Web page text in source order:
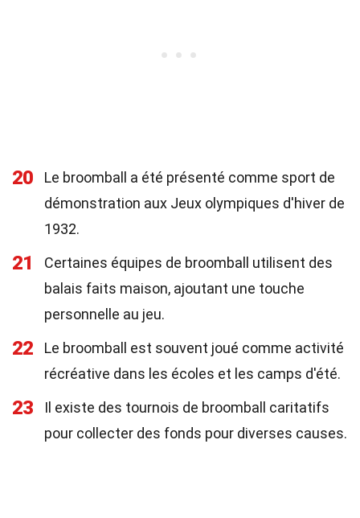
20
Le broomball a été présenté comme sport de
démonstration aux Jeux olympiques d'hiver de
1932.
21
Certaines équipes de broomball utilisent des
balais faits maison, ajoutant une touche
personnelle au jeu.
22
Le broomball est souvent joué comme activité
récréative dans les écoles et les camps d'été.
23
Il existe des tournois de broomball caritatifs
pour collecter des fonds pour diverses causes.